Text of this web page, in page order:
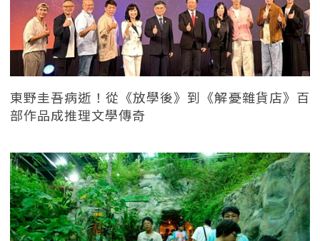
東野圭吾病逝！從《放學後》到《解憂雜貨店》百
部作品成推理文學傳奇